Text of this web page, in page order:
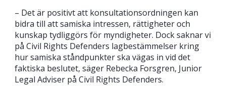
– Det är positivt att konsultationsordningen kan
bidra till att samiska intressen, rättigheter och
kunskap tydliggörs för myndigheter. Dock saknar vi
på Civil Rights Defenders lagbestämmelser kring
hur samiska ståndpunkter ska vägas in vid det
faktiska beslutet, säger Rebecka Forsgren, Junior
Legal Adviser på Civil Rights Defenders.